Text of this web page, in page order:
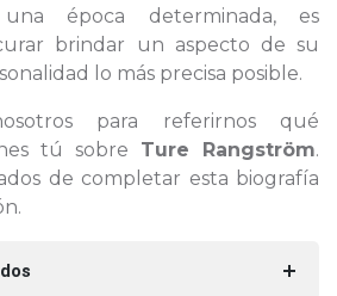
época determinada, es
brindar un aspecto de su
lo más precisa posible.
para referirnos qué
tú sobre Ture Rangström.
de completar esta biografía